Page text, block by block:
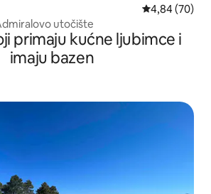
Prosječna
4,84 (70)
utočište
primaju kućne ljubimce i
imaju bazen